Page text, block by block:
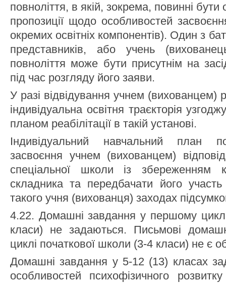
повноліття, в якій, зокрема, повинні бути
пропозиції щодо особливостей
окремих освітніх компонентів). Один з
представників, або учень
повноліття може бути присутнім на
під час розгляду його заяви.
У разі відвідування учнем (вихованцем)
індивідуальна освітня траєкторія
планом реабілітації в такій установі.
Індивідуальний навчальний план
засвоєння учнем (вихованцем)
спеціальної школи із збереженням
складника та передбачати його
такого учня (вихованця) заходах
4.22. Домашні завдання у першому
класи) не задаються. Письмові
циклі початкової школи (3-4 класи) не є
Домашні завдання у 5-12 (13) класах
особливостей психофізичного